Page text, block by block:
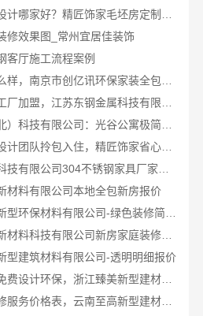
修效果图_常州宜居佳装饰
客厅施工流程案例
广州天河家装设计团队拎包入住，精匠饰家省心之选
材料有限公司本地全包新房报价
福建尚艺空间新材料科技有限公司新房家庭装修硬装施工
型建筑材料有限公司-透明明细报价
本地毛坯装修免费设计环保，浙江臻美新型建材有限公司品质之选
呈贡一站式装修服务价格表，云南至高新型建材有限公司